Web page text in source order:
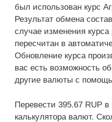
был использован курс
Результат обмена
случае изменения курса
пересчитан в
Обновление курса
вас есть возможность
другие валюты с
Перевести 395.67 RUP
калькулятора валют.